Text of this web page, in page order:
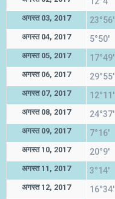
अगस्त 03, 2017 23°56'
अगस्त 04, 2017 5°50'
अगस्त 05, 2017 17°49'
अगस्त 06, 2017 29°55'
अगस्त 07, 2017 12°11'
अगस्त 08, 2017 24°37'
अगस्त 09, 2017 7°16'
अगस्त 10, 2017 20°9'
अगस्त 11, 2017 3°14'
अगस्त 12, 2017 16°34'